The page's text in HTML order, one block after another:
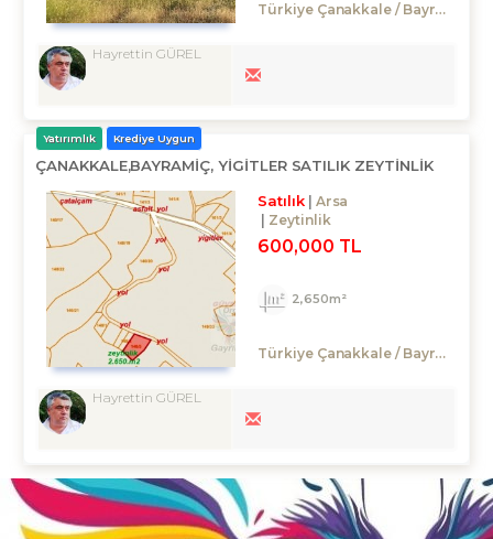
Türkiye Çanakkale / Bayramiç
Hayrettin GÜREL
Yatırımlık Krediye Uygun
ÇANAKKALE,BAYRAMIÇ, YIGITLER SATILIK ZEYTINLIK
Satılık
Arsa
Zeytinlik
600,000 TL
2,650m²
Türkiye Çanakkale / Bayramiç
Hayrettin GÜREL